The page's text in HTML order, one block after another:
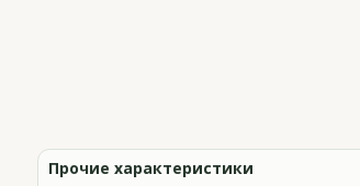
Прочие характеристики